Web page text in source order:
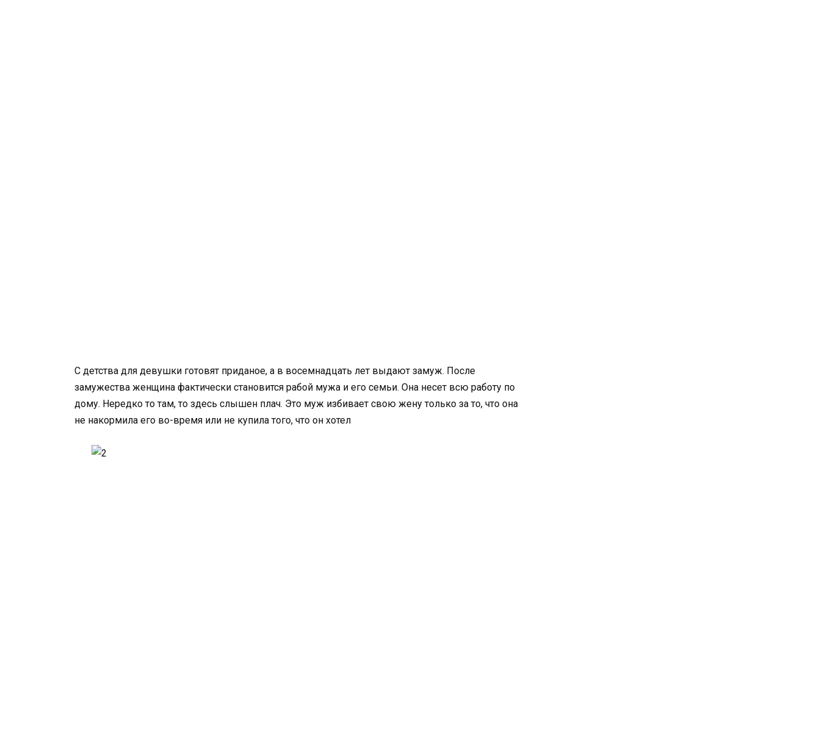
С детства для девушки готовят приданое, а в восемнадцать лет выдают замуж. После
замужества женщина фактически становится рабой мужа и его семьи. Она несет всю работу по
дому. Нередко то там, то здесь слышен плач. Это муж избивает свою жену только за то, что она
не накормила его во-время или не купила того, что он хотел